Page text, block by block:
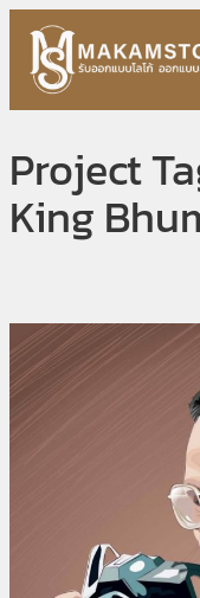
content
Project
King